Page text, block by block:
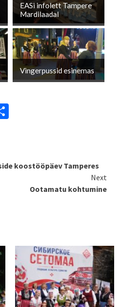
EASi infolett Tampere
Mardilaadal
Vingerpussid esinemas
koostööpäev Tamperes
Next
Ootamatu kohtumine